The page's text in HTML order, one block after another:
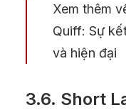
Xem thêm
Quiff: Sự
và hiện đại
3.6. Short